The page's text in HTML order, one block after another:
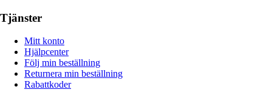
Tjänster
Mitt konto
Hjälpcenter
Följ min beställning
Returnera min beställning
Rabattkoder